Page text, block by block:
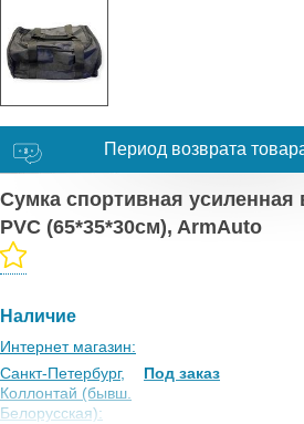
Период возврата
Сумка спортивная усиленная
PVC (65*35*30см), ArmAuto
Наличие
Интернет магазин:
Санкт-Петербург,
Коллонтай (бывш.
Белорусская):
Под заказ